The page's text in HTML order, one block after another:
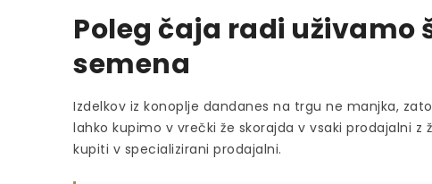
Poleg čaja radi uživamo
semena
Izdelkov iz konoplje dandanes na trgu ne manjka,
lahko kupimo v vrečki že skorajda v vsaki prodajalni
kupiti v specializirani prodajalni.